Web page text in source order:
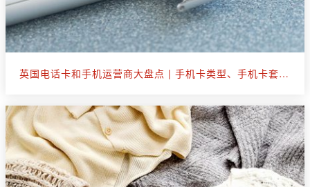
英国电话卡和手机运营商大盘点 | 手机卡类型、手机卡套餐选购